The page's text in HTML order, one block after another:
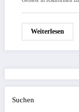
Weiterlesen
Suchen